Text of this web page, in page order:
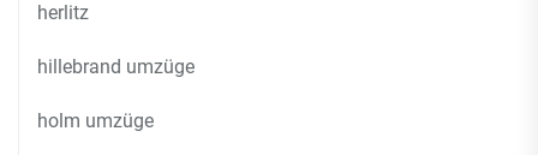
herlitz
hillebrand umzüge
holm umzüge